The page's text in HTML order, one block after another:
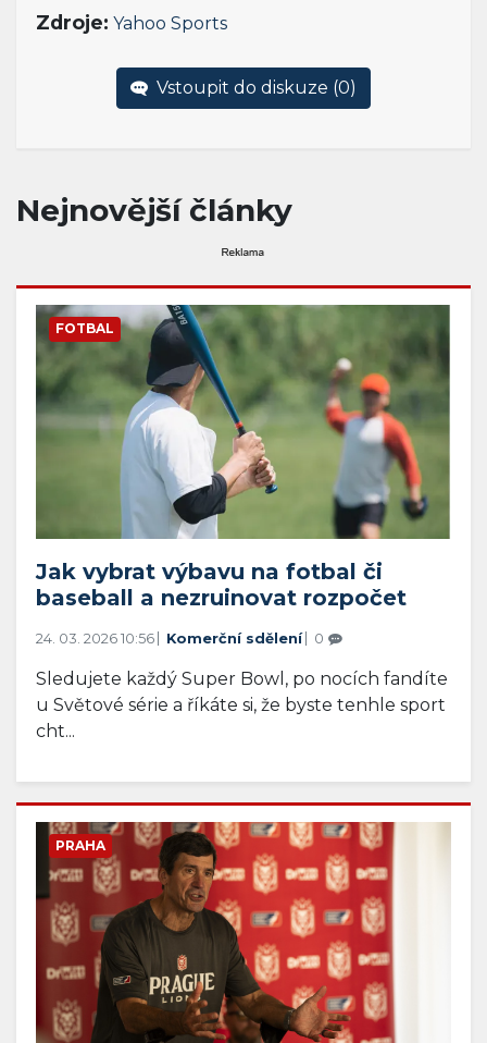
Zdroje: Yahoo Sports
Vstoupit do diskuze (0)
Nejnovější články
FOTBAL
Jak vybrat výbavu na fotbal či
baseball a nezruinovat rozpočet
24. 03. 2026 10:56 Komerční sdělení 0
Sledujete každý Super Bowl, po nocích fandíte
u Světové série a říkáte si, že byste tenhle sport
cht...
PRAHA